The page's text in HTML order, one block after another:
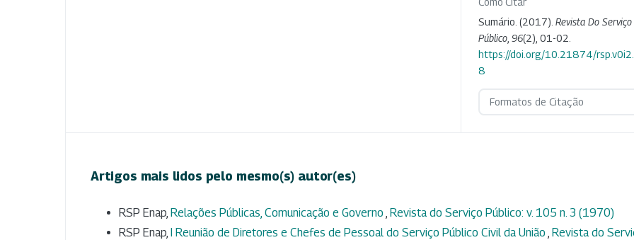
Sumário. (2017). Revista Do Serviço
Público 96(2), 01-02.
https://doi.org/10.21874/
8
Formatos de Citação
Artigos mais lidos pelo mesmo(s) autor(es)
RSP Enap, Relações Públicas, Comunicação e Governo , Revista do Serviço Público: v. 105 n. 3 (1970)
RSP Enap, I Reunião de Diretores e Chefes de Pessoal do Serviço Público Civil da União , Revista do